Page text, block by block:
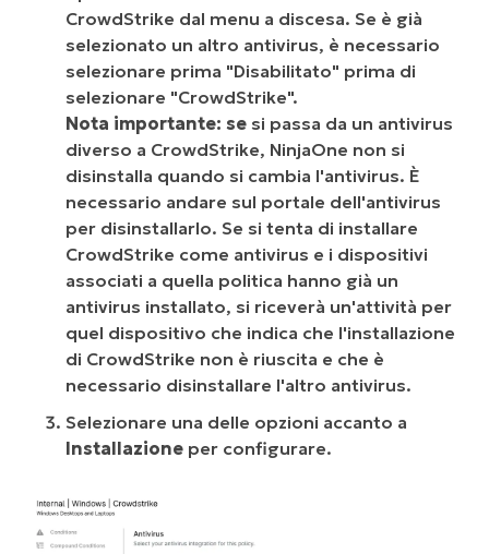
CrowdStrike dal menu a discesa. Se è già
selezionato un altro antivirus, è necessario
selezionare prima "Disabilitato" prima di
selezionare "CrowdStrike".
Nota importante: se si passa da un antivirus
diverso a CrowdStrike, NinjaOne non si
disinstalla quando si cambia l'antivirus. È
necessario andare sul portale dell'antivirus
per disinstallarlo. Se si tenta di installare
CrowdStrike come antivirus e i dispositivi
associati a quella politica hanno già un
antivirus installato, si riceverà un'attività per
quel dispositivo che indica che l'installazione
di CrowdStrike non è riuscita e che è
necessario disinstallare l'altro antivirus.
Selezionare una delle opzioni accanto a
Installazione per configurare.